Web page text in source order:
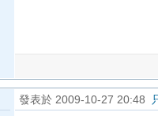
發表於 2009-10-27 20:48